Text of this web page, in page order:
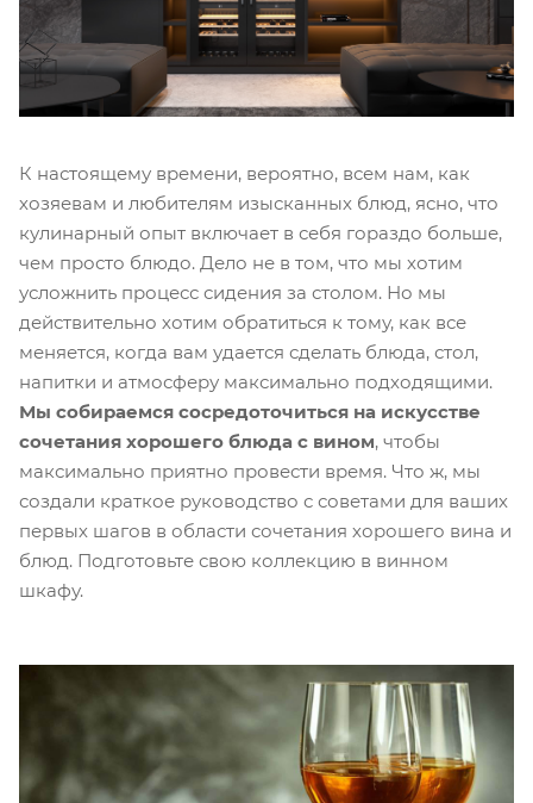
К настоящему времени, вероятно, всем нам, как
хозяевам и любителям изысканных блюд, ясно, что
кулинарный опыт включает в себя гораздо больше,
чем просто блюдо. Дело не в том, что мы хотим
усложнить процесс сидения за столом. Но мы
действительно хотим обратиться к тому, как все
меняется, когда вам удается сделать блюда, стол,
напитки и атмосферу максимально подходящими.
Мы собираемся сосредоточиться на искусстве
сочетания хорошего блюда с вином, чтобы
максимально приятно провести время. Что ж, мы
создали краткое руководство с советами для ваших
первых шагов в области сочетания хорошего вина и
блюд. Подготовьте свою коллекцию в винном
шкафу.